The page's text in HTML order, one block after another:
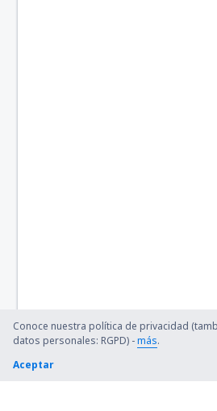
Conoce nuestra política de privacidad
datos personales: RGPD) -más.
Aceptar